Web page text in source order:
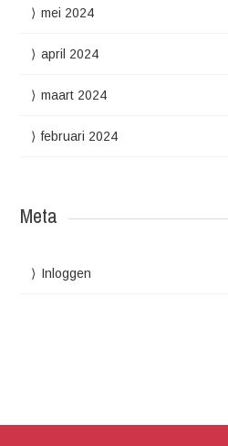
mei 2024
april 2024
maart 2024
februari 2024
Meta
Inloggen